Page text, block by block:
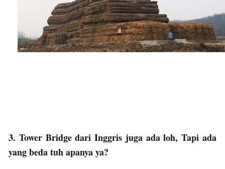
3. Tower Bridge dari Inggris juga ada loh, Tapi ada
yang beda tuh apanya ya?